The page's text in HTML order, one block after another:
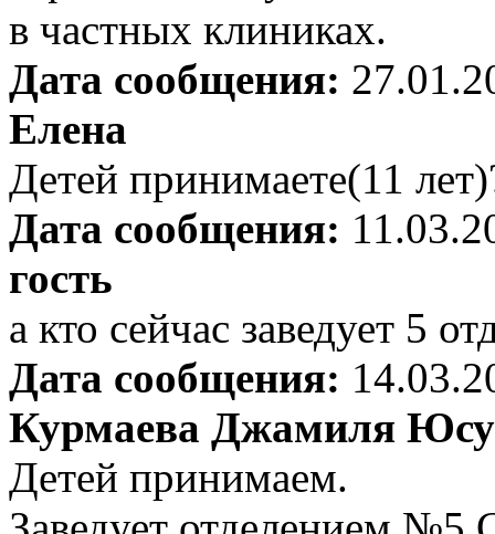
в частных клиниках.
Дата сообщения:
Елена
Детей принимаете(11
Дата сообщения:
гость
а кто сейчас заведует
Дата сообщения:
Курмаева Джамиля
Детей принимаем.